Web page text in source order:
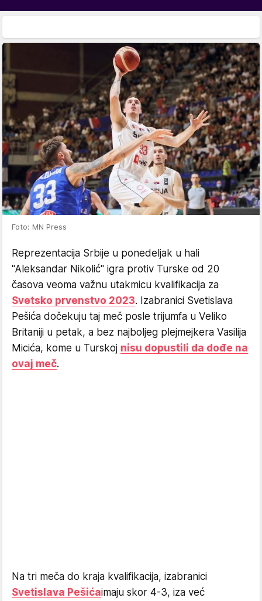
Foto: MN Press
Reprezentacija Srbije u ponedeljak u hali
"Aleksandar Nikolić" igra protiv Turske od 20
časova veoma važnu utakmicu kvalifikacija za
Svetsko prvenstvo 2023. Izabranici Svetislava
Pešića dočekuju taj meč posle trijumfa u Veliko
Britaniji u petak, a bez najboljeg plejmejkera Vasilija
Micića, kome u Turskoj nisu dopustili da dođe na
ovaj meč.
Na tri meča do kraja kvalifikacija, izabranici
Svetislava Pešićaimaju skor 4-3, iza već